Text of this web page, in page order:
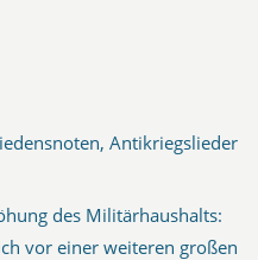
Antikriegslieder
des Militärhaushalts:
vor einer weiteren großen